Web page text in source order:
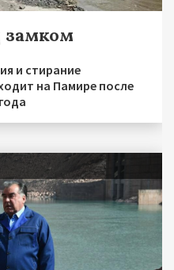
и стирание
на Памире после